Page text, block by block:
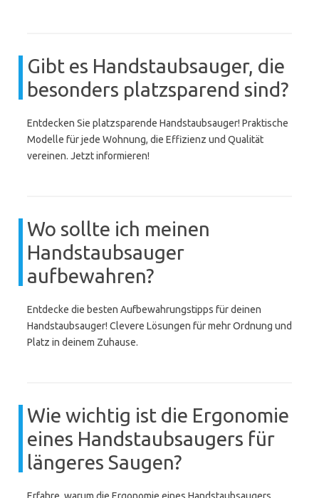
Gibt es Handstaubsauger, die
besonders platzsparend sind?
Entdecken Sie platzsparende Handstaubsauger! Praktische
Modelle für jede Wohnung, die Effizienz und Qualität
vereinen. Jetzt informieren!
Wo sollte ich meinen
Handstaubsauger
aufbewahren?
Entdecke die besten Aufbewahrungstipps für deinen
Handstaubsauger! Clevere Lösungen für mehr Ordnung und
Platz in deinem Zuhause.
Wie wichtig ist die Ergonomie
eines Handstaubsaugers für
längeres Saugen?